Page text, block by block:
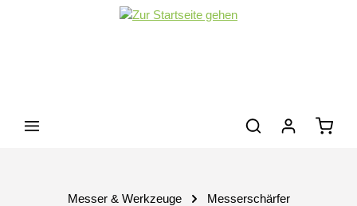
Zum Hauptinhalt springen
Messer & Werkzeuge Messerschärfer